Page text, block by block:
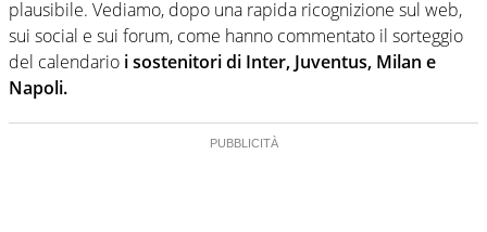
plausibile. Vediamo, dopo una rapida ricognizione sul web,
sui social e sui forum, come hanno commentato il sorteggio
del calendario i sostenitori di Inter, Juventus, Milan e
Napoli.